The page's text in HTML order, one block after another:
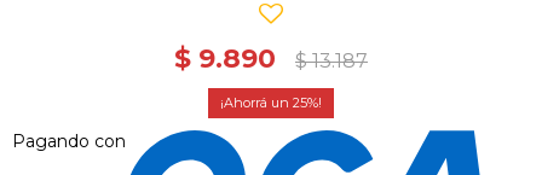
$ 9.890 $ 13.187
25
Pagando con